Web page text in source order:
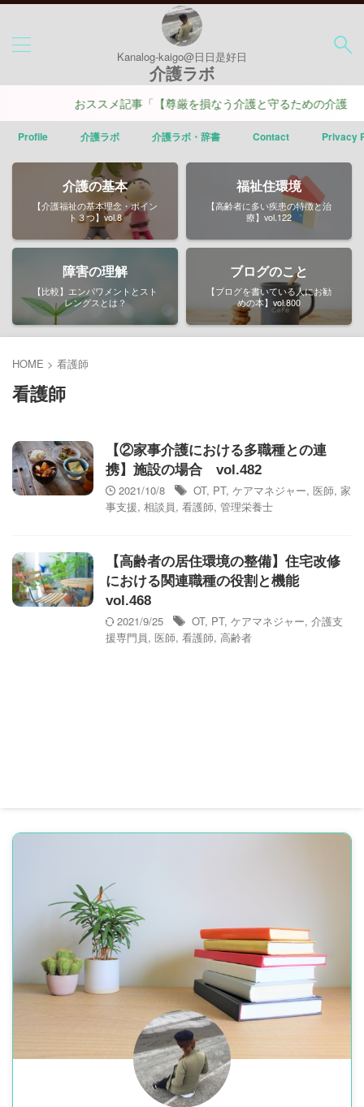
Kanalog-kaigo@日日是好日
介護ラボ
おススメ記事「【尊厳を損なう介護と守るための介護】ポ
Profile 介護ラボ 介護ラボ・辞書 Contact Privacy
介護の基本
【介護福祉の基本理念・ポイン
ト３つ】vol.8
福祉住環境
【高齢者に多い疾患の特徴と治
療】vol.122
障害の理解
【比較】エンパワメントとスト
レングスとは？
ブログのこと
【ブログを書いている人にお勧
めの本】vol.800
HOME > 看護師
看護師
【②家事介護における多職種との連
携】施設の場合 vol.482
2021/10/8
OT, PT, ケアマネジャー, 医師, 家
事支援, 相談員, 看護師, 管理栄養士
【高齢者の居住環境の整備】住宅改修
における関連職種の役割と機能
vol.468
2021/9/25
OT, PT, ケアマネジャー, 介護支
援専門員, 医師, 看護師, 高齢者